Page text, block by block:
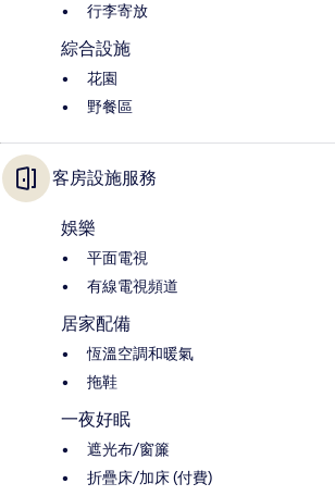
行李寄放
綜合設施
花園
野餐區
客房設施服務
娛樂
平面電視
有線電視頻道
居家配備
恆溫空調和暖氣
拖鞋
一夜好眠
遮光布/窗簾
折疊床/加床 (付費)